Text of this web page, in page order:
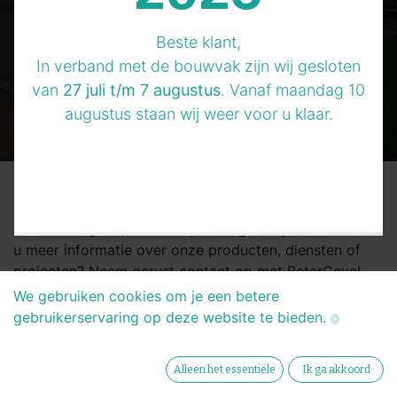
Heeft u vragen over onze prefab gevelsystemen? Wilt
u meer informatie over onze producten, diensten of
projecten? Neem gerust contact op met BeterGevel,
en ons team van experts staat klaar om al uw vragen
te beantwoorden en u te helpen bij het realiseren van
Beste klant,
In verband met de bouwvak zijn wij gesloten
van 27 juli t/m 7 augustus. Vanaf maandag 10
augustus staan wij weer voor u klaar.
We gebruiken cookies om je een betere
gebruikerservaring op deze website te bieden.
Alleen het essentiële Ik ga akkoord